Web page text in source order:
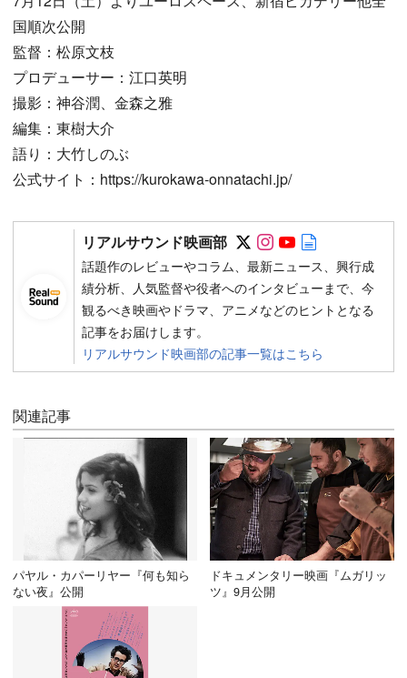
国順次公開
監督：松原文枝
プロデューサー：江口英明
撮影：神谷潤、金森之雅
編集：東樹大介
語り：大竹しのぶ
公式サイト：https://kurokawa-onnatachi.jp/
リアルサウンド映画部 Follow on SNS
Follow on SNS
Follow on
話題作のレビューやコラム、最新ニュース、興行成
績分析、人気監督や役者へのインタビューまで、今
観るべき映画やドラマ、アニメなどのヒントとなる
記事をお届けします。
リアルサウンド映画部の記事一覧はこちら
関連記事
パヤル・カパーリヤー『何も知ら
ない夜』公開
ドキュメンタリー映画『ムガリッ
ツ』9月公開